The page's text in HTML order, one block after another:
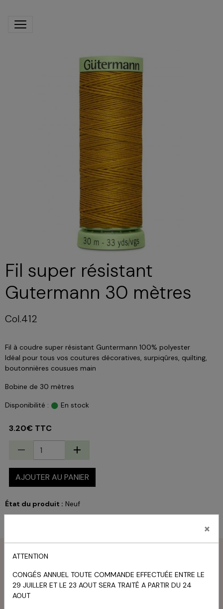
Fil super résistant
Gutermann 30 mètres
Col.412
Fil à coudre super résistant Guntermann 100% polyester
Idéal pour tous vos coutures décoratives, surpiqûres, quilting,
boutonnières cousues main
Bobine de 30 mètres
Disponibilité : En stock
3.20€ TTC
AJOUTER AU PANIER
État du produit : Neuf
Menu
Livre d'or
TOUS LES MESSAGES
×
ATTENTION
CONGÉS ANNUEL TOUTE COMMANDE EFFECTUÉE ENTRE LE
29 JUILLER ET LE 23 AOUT SERA TRAITÉ A PARTIR DU 24
AOUT